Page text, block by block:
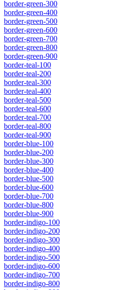
border-green-300
border-green-400
border-green-500
border-green-600
border-green-700
border-green-800
border-green-900
border-teal-100
border-teal-200
border-teal-300
border-teal-400
border-teal-500
border-teal-600
border-teal-700
border-teal-800
border-teal-900
border-blue-100
border-blue-200
border-blue-300
border-blue-400
border-blue-500
border-blue-600
border-blue-700
border-blue-800
border-blue-900
border-indigo-100
border-indigo-200
border-indigo-300
border-indigo-400
border-indigo-500
border-indigo-600
border-indigo-700
border-indigo-800